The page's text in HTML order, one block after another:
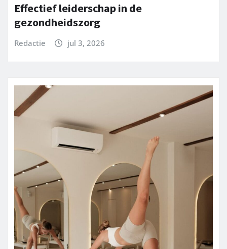
Effectief leiderschap in de
gezondheidszorg
Redactie jul 3, 2026